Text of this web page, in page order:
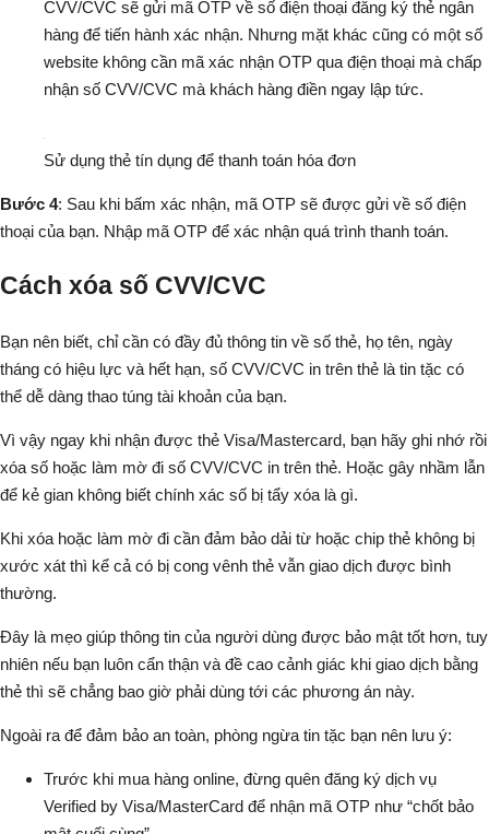
CVV/CVC sẽ gửi mã OTP về số điện thoại đăng ký thẻ ngân
hàng để tiến hành xác nhận. Nhưng mặt khác cũng có một số
website không cần mã xác nhận OTP qua điện thoại mà chấp
nhận số CVV/CVC mà khách hàng điền ngay lập tức.
Sử dụng thẻ tín dụng để thanh toán hóa đơn
Bước 4: Sau khi bấm xác nhận, mã OTP sẽ được gửi về số điện
thoại của bạn. Nhập mã OTP để xác nhận quá trình thanh toán.
Cách xóa số CVV/CVC
Bạn nên biết, chỉ cần có đầy đủ thông tin về số thẻ, họ tên, ngày
tháng có hiệu lực và hết hạn, số CVV/CVC in trên thẻ là tin tặc có
thể dễ dàng thao túng tài khoản của bạn.
Vì vậy ngay khi nhận được thẻ Visa/Mastercard, bạn hãy ghi nhớ rồi
xóa số hoặc làm mờ đi số CVV/CVC in trên thẻ. Hoặc gây nhầm lẫn
để kẻ gian không biết chính xác số bị tẩy xóa là gì.
Khi xóa hoặc làm mờ đi cần đảm bảo dải từ hoặc chip thẻ không bị
xước xát thì kể cả có bị cong vênh thẻ vẫn giao dịch được bình
thường.
Đây là mẹo giúp thông tin của người dùng được bảo mật tốt hơn, tuy
nhiên nếu bạn luôn cẩn thận và đề cao cảnh giác khi giao dịch bằng
thẻ thì sẽ chẳng bao giờ phải dùng tới các phương án này.
Ngoài ra để đảm bảo an toàn, phòng ngừa tin tặc bạn nên lưu ý:
Trước khi mua hàng online, đừng quên đăng ký dịch vụ
Verified by Visa/MasterCard để nhận mã OTP như “chốt bảo